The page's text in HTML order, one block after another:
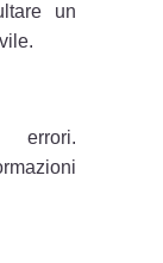
un
errori.